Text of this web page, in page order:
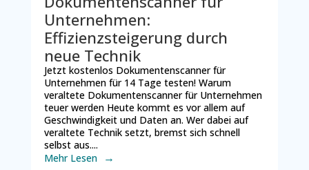
Unternehmen:
Effizienzsteigerung durch
neue Technik
Jetzt kostenlos Dokumentenscanner für
Unternehmen für 14 Tage testen! Warum
veraltete Dokumentenscanner für Unternehmen
teuer werden Heute kommt es vor allem auf
Geschwindigkeit und Daten an. Wer dabei auf
veraltete Technik setzt, bremst sich schnell
selbst aus....
Mehr Lesen